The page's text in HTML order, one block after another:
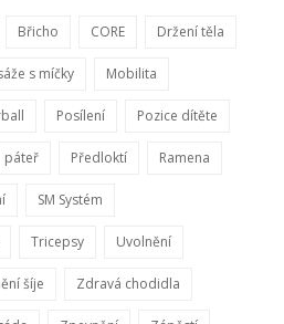
Břicho CORE Držení těla
s míčky Mobilita
Posílení Pozice dítěte
páteř Předloktí Ramena
SM Systém
Tricepsy Uvolnění
šíje Zdravá chodidla